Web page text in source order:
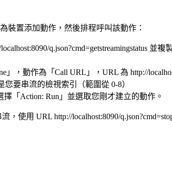
裝置添加動作，然後排程呼叫該動作：
q.json?cmd=getstreamingstatus 並
，動作為「Call URL」，URL 為 http://
您要串流的檢視索引（範圍從 0-8）
「Action: Run」並選取您剛才建立的動作。
使用 URL http://localhost:8090/